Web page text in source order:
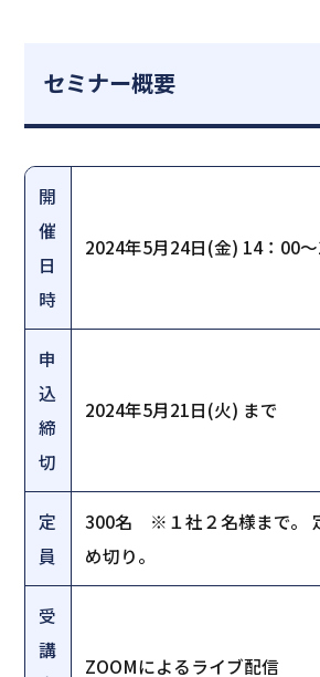
セミナー概要
開
催
日
時
2024年5月24日(金) 14：00
申
込
締
切
2024年5月21日(火) まで
定
員
300名 ※１社２名様まで。
め切り。
受
講
ZOOMによるライブ配信